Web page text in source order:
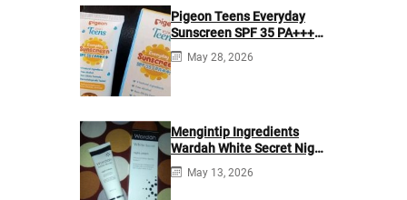
Pigeon Teens Everyday
Sunscreen SPF 35 PA+++
Ingredients
May 28, 2026
Mengintip Ingredients
Wardah White Secret Night
Cream
May 13, 2026